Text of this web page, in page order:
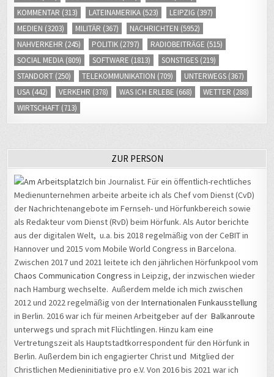
KOMMENTAR (313) LATEINAMERIKA (523) LEIPZIG (397)
MEDIEN (3203) MILITÄR (367) NACHRICHTEN (5952)
NAHVERKEHR (245) POLITIK (2797) RADIOBEITRÄGE (515)
SOCIAL MEDIA (809) SOFTWARE (1813) SONSTIGES (219)
STANDORT (250) TELEKOMMUNIKATION (709) UNTERWEGS (367)
USA (442) VERKEHR (378) WAS ICH ERLEBE (668) WETTER (288)
WIRTSCHAFT (713)
ZUR PERSON
Ich bin Journalist. Für ein öffentlich-rechtliches
Medienunternehmen arbeite arbeite ich als Chef vom Dienst (CvD)
der Nachrichtenangebote im Fernseh- und Hörfunkbereich sowie
als Redakteur vom Dienst (RvD) beim Hörfunk. Als Autor berichte
aus der digitalen Welt, u.a. bis 2018 regelmäßig von der CeBIT in
Hannover und 2015 vom Mobile World Congress in Barcelona.
Zwischen 2017 und 2021 leitete ich den jährlichen Hörfunkpool vom
Chaos Communication Congress in Leipzig, der inzwischen wieder
nach Hamburg wechselte. Außerdem melde ich mich zwischen
2012 und 2022 regelmäßig von derInternationalen Funkausstellung
in Berlin. 2016 war ich für meinen Arbeitgeber auf derBalkanroute
unterwegs und sprach mit Flüchtlingen. Hinzu kam eine
Vertretungszeit als Hauptstadtkorrespondent für den Hörfunk in
Berlin. Außerdem bin ich engagierter Christ und Mitglied der
Christlichen Medieninitiative pro e.V. Von 2016 bis 2021 war ich